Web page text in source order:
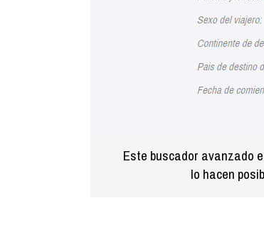
Este buscador avanzado
lo hacen